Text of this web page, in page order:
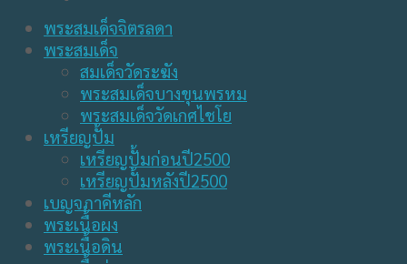
พระสมเด็จจิตรลดา
พระสมเด็จ
สมเด็จวัดระฆัง
พระสมเด็จบางขุนพรหม
พระสมเด็จวัดเกศไชโย
เหรียญปั้ม
เหรียญปั้มก่อนปี2500
เหรียญปั้มหลังปี2500
เบญจภาคีหลัก
พระเนื้อผง
พระเนื้อดิน